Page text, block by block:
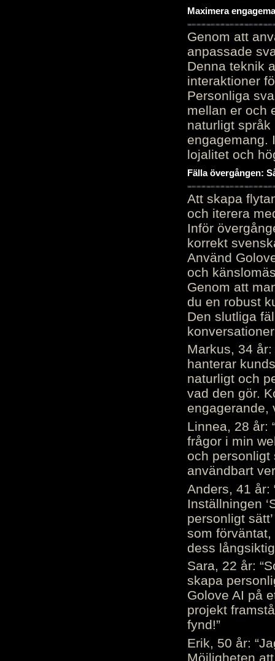
Maximera
Genom att
anpassade
Denna teknik
interaktioner
Personliga
mellan er och
naturligt
engagemang.
lojalitet och
Fälla övergången:
Att skapa
och iterera
Inför
korrekt
Använd
och
Genom att
du en robust
Den slutliga
Markus, 34
hanterar
naturligt och
vad den gör.
engagerande,
Linnea, 28 år:
frågor i min
och personligt
användbart
Anders, 41 år:
Inställningen
personligt
som
dess
Sara, 22 år:
skapa
Golove AI på
projekt
fynd!”
Erik, 50 år:
Möjligheten